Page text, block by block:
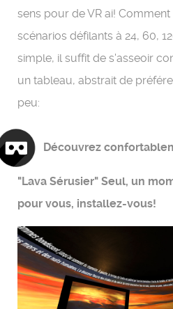
sens pour de VR ai!
scénarios défilants à 24, 60,
simple, il suffit de s'asseoir
un tableau, abstrait de
peu:
Découvrez
"Lava Sérusier" Seul, un
pour vous, installez-vous!